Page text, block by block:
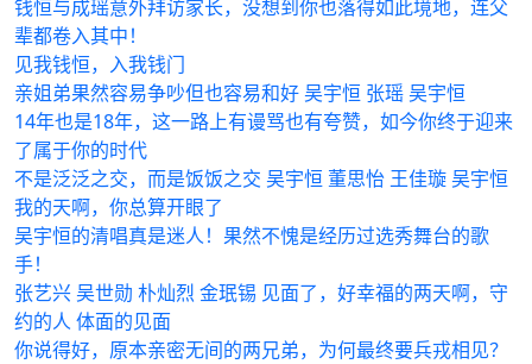
钱恒与成瑶意外拜访家长，没想到你也落得如此境地，连父
辈都卷入其中！
见我钱恒，入我钱门
亲姐弟果然容易争吵但也容易和好 吴宇恒 张瑶 吴宇恒
14年也是18年，这一路上有谩骂也有夸赞，如今你终于迎来
了属于你的时代
不是泛泛之交，而是饭饭之交 吴宇恒 董思怡 王佳璇 吴宇恒
我的天啊，你总算开眼了
吴宇恒的清唱真是迷人！果然不愧是经历过选秀舞台的歌
手！
张艺兴 吴世勋 朴灿烈 金珉锡 见面了，好幸福的两天啊，守
约的人 体面的见面
你说得好，原本亲密无间的两兄弟，为何最终要兵戎相见？